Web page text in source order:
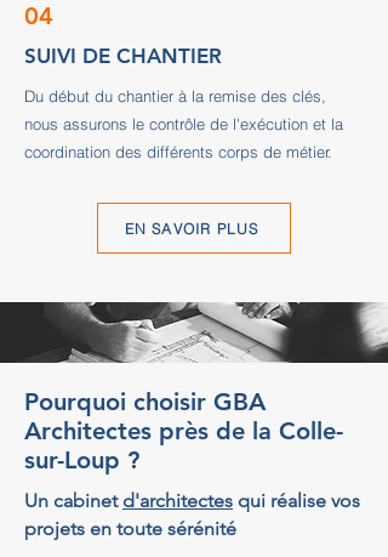
04
SUIVI DE CHANTIER
Du début du chantier à la remise des clés,
nous assurons le contrôle de l'exécution et la
coordination des différents corps de métier.
EN SAVOIR PLUS
Pourquoi choisir GBA
Architectes près de la Colle-
sur-Loup ?
Un cabinet d'architectes qui réalise vos
projets en toute sérénité